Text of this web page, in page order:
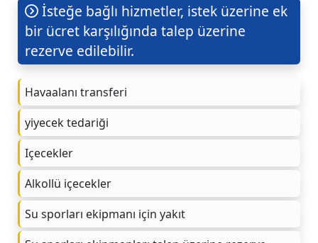
İsteğe bağlı hizmetler, istek üzerine ek
bir ücret karşılığında talep üzerine
rezerve edilebilir.
Havaalanı transferi
yiyecek tedariği
Içecekler
Alkollü içecekler
Su sporları ekipmanı için yakıt